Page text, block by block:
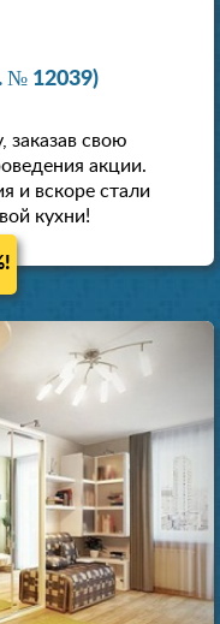
№ 12039)
свою
акции.
и вскоре стали
кухни!